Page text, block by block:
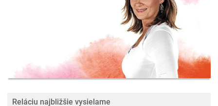
Reláciu najbližšie vysielame